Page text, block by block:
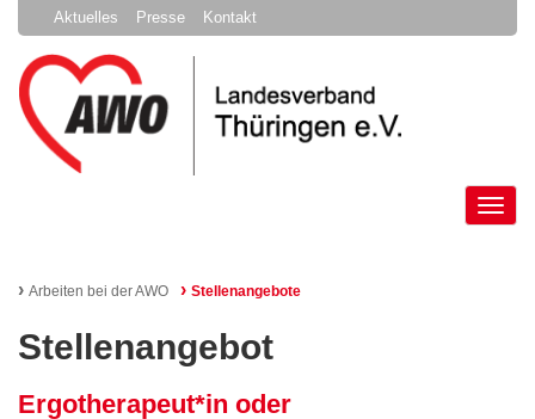
Aktuelles Presse Kontakt
› Arbeiten bei der AWO › Stellenangebote
Stellenangebot
Ergotherapeut*in oder